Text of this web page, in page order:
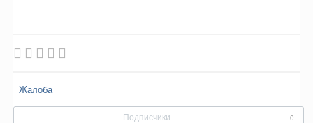
Жалоба
Подписчики 0